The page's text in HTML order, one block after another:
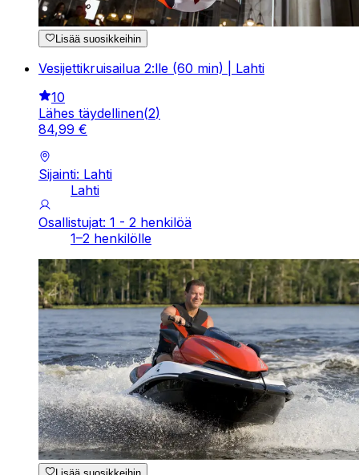
Lisää suosikkeihin
Vesijettikruisailua 2:lle (60 min) | Lahti
10
Lähes täydellinen(2)
84,99 €
Sijainti: Lahti
Lahti
Osallistujat: 1 - 2 henkilöä
1–2 henkilölle